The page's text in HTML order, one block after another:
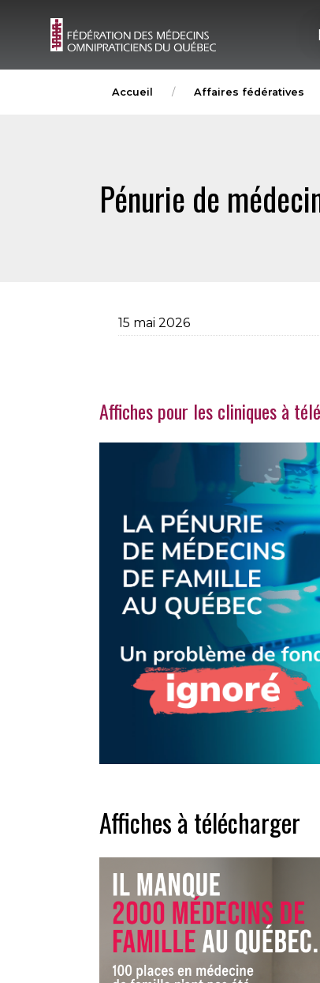
Accueil Affaires fédératives
Pénurie de
15 mai 2026
Affiches pour les cliniques à
Affiches à télécharger